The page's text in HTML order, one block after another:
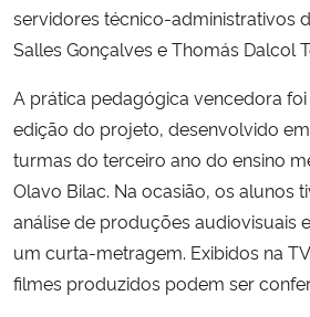
Advocacia-Geral da União
Banco Central do Brasil
Planalto
servidores técnico-administrativos
Salles Gonçalves e Thomás Dalcol
A prática pedagógica vencedora
edição do projeto, desenvolvido
turmas do terceiro ano do ensino
Olavo Bilac. Na ocasião, os alunos
análise de produções audiovisuais
um curta-metragem. Exibidos na
filmes produzidos podem ser